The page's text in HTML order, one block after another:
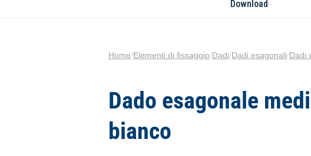
Download
Home/Elementi di fissaggio/Dadi/Dadi esagonali/Dadi
Dado esagonale
bianco